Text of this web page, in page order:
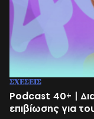
ΣΧΕΣΕΙΣ
Podcast 40+ |
επιβίωσης για